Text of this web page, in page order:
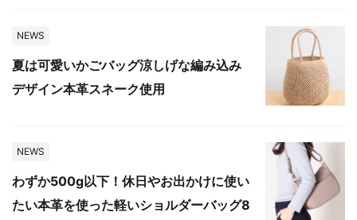
NEWS
夏は可愛いかごバッグ涼しげな編み込み
デザイン本革スネーク使用
NEWS
わずか500g以下！休日やお出かけに使い
たい本革を使った軽いショルダーバッグ8